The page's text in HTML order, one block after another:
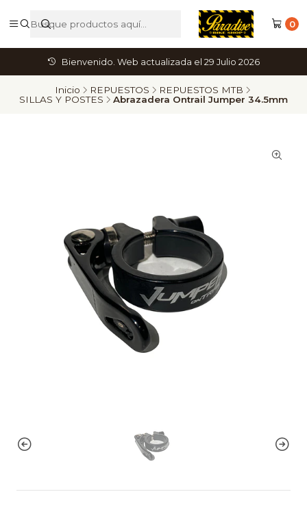
0
Bienvenido. Web actualizada el 29 Julio 2026
Inicio REPUESTOS
REPUESTOS MTB
SILLAS Y POSTES
Abrazadera Ontrail Jumper 34.5mm